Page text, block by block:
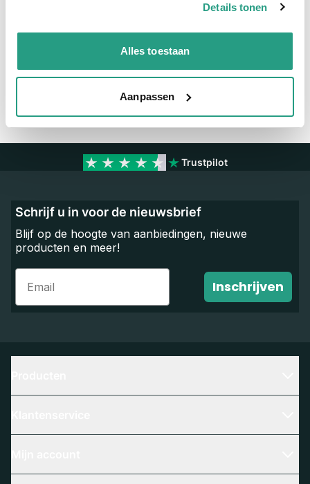
Details tonen
Alles toestaan
Aanpassen
We zijn beschikbaar van ma t/m vr van 08:00 tot 17:00 uur.
Neem contact met ons op
Trustpilot
Schrijf u in voor de nieuwsbrief
Blijf op de hoogte van aanbiedingen, nieuwe
producten en meer!
Email
Inschrijven